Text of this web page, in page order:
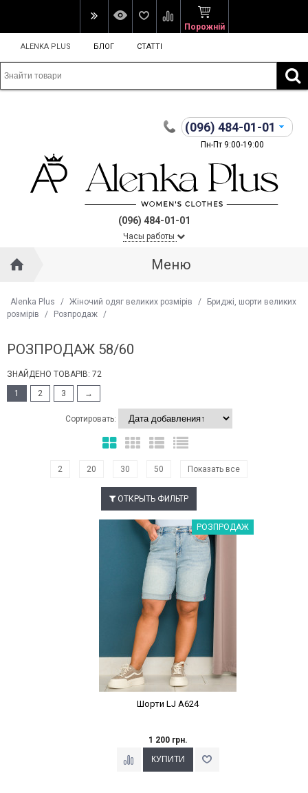
Порожній
ALENKA PLUS БЛОГ СТАТТІ
(096) 484-01-01
Пн-Пт 9:00-19:00
(096) 484-01-01
Часы работы
Меню
Alenka Plus / Жіночий одяг великих розмірів /
Бриджі, шорти великих
розмірів
/ Розпродаж /
РОЗПРОДАЖ 58/60
ЗНАЙДЕНО ТОВАРІВ: 72
1
2 3 →
Сортировать:
2 20 30 50 Показать все
ОТКРЫТЬ ФИЛЬТР
Наклейки Варіант з %РОЗПРОДАЖ
Шорти LJ A624
1 200 грн.